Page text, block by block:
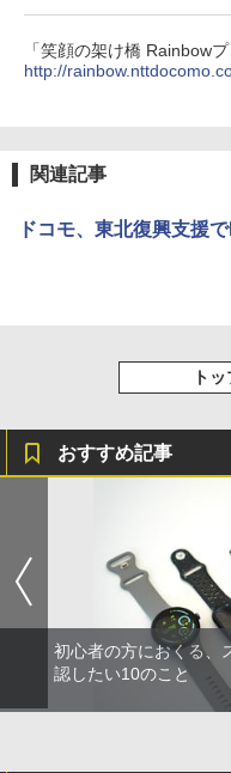
「笑顔の架け橋 Rainbowプ
http://
関連記事
ドコモ、東北復興支援
ト
おすすめ記事
初心者の方におくる、
認したい10のこと